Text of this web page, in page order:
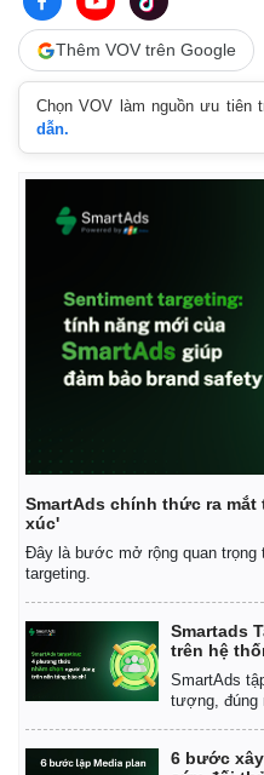
Thêm VOV trên Google
Chọn VOV làm nguồn ưu tiên
dẫn.
SmartAds chính thức ra
xúc'
Đây là bước mở rộng quan trọng
targeting.
Smartads
trên hệ
SmartAds
tượng, đúng
6 bước